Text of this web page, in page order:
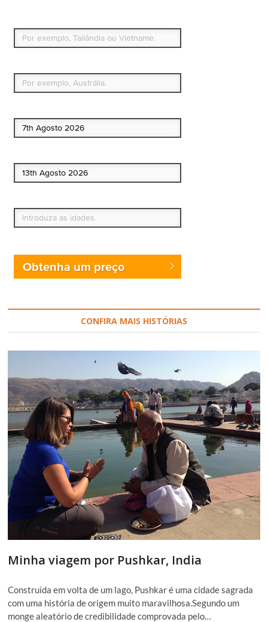
Obtenha um preço
CONFIRA MAIS HISTÓRIAS
Minha viagem por Pushkar, India
Construída em volta de um lago, Pushkar é uma cidade sagrada
com uma história de origem muito maravilhosa.Segundo um
monge aleatório de credibilidade comprovada pelo…